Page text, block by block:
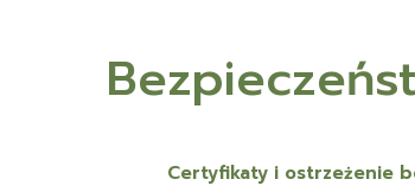
Certyfikaty i ostrzeżenie